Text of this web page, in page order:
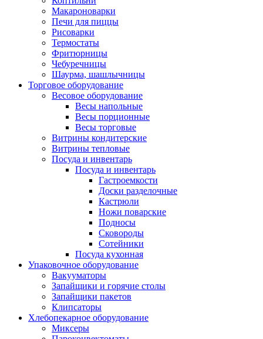
Макароноварки
Печи для пиццы
Рисоварки
Термостаты
Фритюрницы
Чебуречницы
Шаурма, шашлычницы
Торговое оборудование
Весовое оборудование
Весы напольные
Весы порционные
Весы торговые
Витрины кондитерские
Витрины тепловые
Посуда и инвентарь
Посуда и инвентарь
Гастроемкости
Доски разделочные
Кастрюли
Ножи поварские
Подносы
Сковороды
Сотейники
Посуда кухонная
Упаковочное оборудование
Вакууматоры
Запайщики и горячие столы
Запайщики пакетов
Клипсаторы
Хлебопекарное оборудование
Миксеры